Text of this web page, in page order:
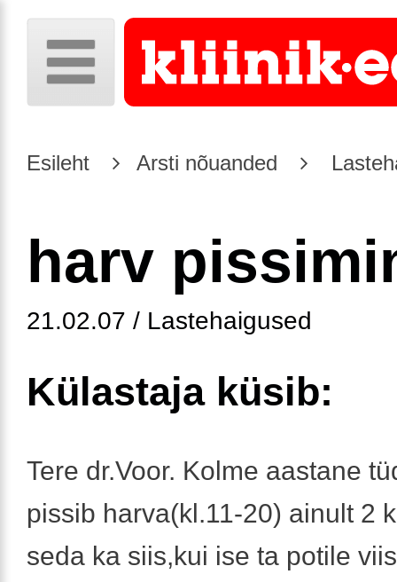
Esileht Arsti nõuanded
harv
21.02.07 / Lastehaigused
Külastaja küsib:
Tere dr.Voor. Kolme aastane
pissib harva(kl.11-20) ainult 2
seda ka siis,kui ise ta potile